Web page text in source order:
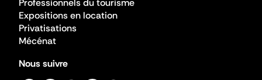
Professionnels du tourisme
Expositions en location
Privatisations
Mécénat
Nous suivre